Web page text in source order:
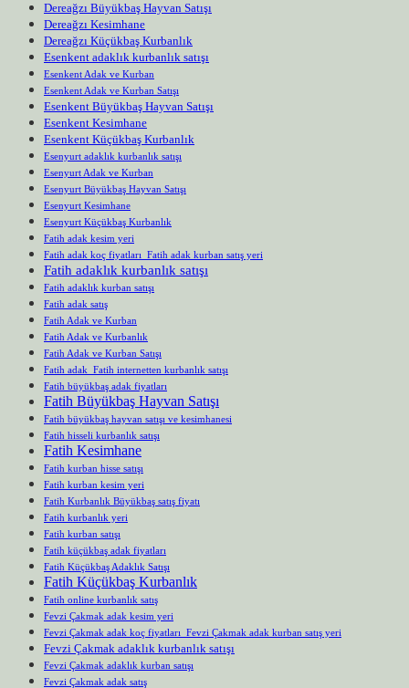
Dereağzı Büyükbaş Hayvan Satışı
Dereağzı Kesimhane
Dereağzı Küçükbaş Kurbanlık
Esenkent adaklık kurbanlık satışı
Esenkent Adak ve Kurban
Esenkent Adak ve Kurban Satışı
Esenkent Büyükbaş Hayvan Satışı
Esenkent Kesimhane
Esenkent Küçükbaş Kurbanlık
Esenyurt adaklık kurbanlık satışı
Esenyurt Adak ve Kurban
Esenyurt Büyükbaş Hayvan Satışı
Esenyurt Kesimhane
Esenyurt Küçükbaş Kurbanlık
Fatih adak kesim yeri
Fatih adak koç fiyatları Fatih adak kurban satış yeri
Fatih adaklık kurbanlık satışı
Fatih adaklık kurban satışı
Fatih adak satış
Fatih Adak ve Kurban
Fatih Adak ve Kurbanlık
Fatih Adak ve Kurban Satışı
Fatih adak Fatih internetten kurbanlık satışı
Fatih büyükbaş adak fiyatları
Fatih Büyükbaş Hayvan Satışı
Fatih büyükbaş hayvan satışı ve kesimhanesi
Fatih hisseli kurbanlık satışı
Fatih Kesimhane
Fatih kurban hisse satışı
Fatih kurban kesim yeri
Fatih Kurbanlık Büyükbaş satış fiyatı
Fatih kurbanlık yeri
Fatih kurban satışı
Fatih küçükbaş adak fiyatları
Fatih Küçükbaş Adaklık Satışı
Fatih Küçükbaş Kurbanlık
Fatih online kurbanlık satış
Fevzi Çakmak adak kesim yeri
Fevzi Çakmak adak koç fiyatları Fevzi Çakmak adak kurban satış yeri
Fevzi Çakmak adaklık kurbanlık satışı
Fevzi Çakmak adaklık kurban satışı
Fevzi Çakmak adak satış